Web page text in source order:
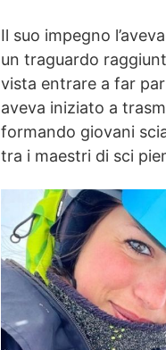
Il suo impegno
un traguardo
vista entrare a far
aveva iniziato a
formando giovani
tra i maestri di sci